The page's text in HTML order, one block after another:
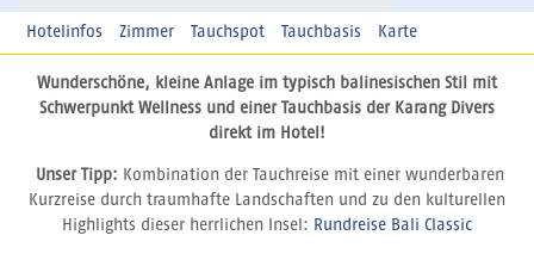
Hotelinfos Zimmer Tauchspot Tauchbasis Karte
Wunderschöne, kleine Anlage im typisch balinesischen Stil mit
Schwerpunkt Wellness und einer Tauchbasis der Karang Divers
direkt im Hotel!
Unser Tipp: Kombination der Tauchreise mit einer wunderbaren
Kurzreise durch traumhafte Landschaften und zu den kulturellen
Highlights dieser herrlichen Insel: Rundreise Bali Classic